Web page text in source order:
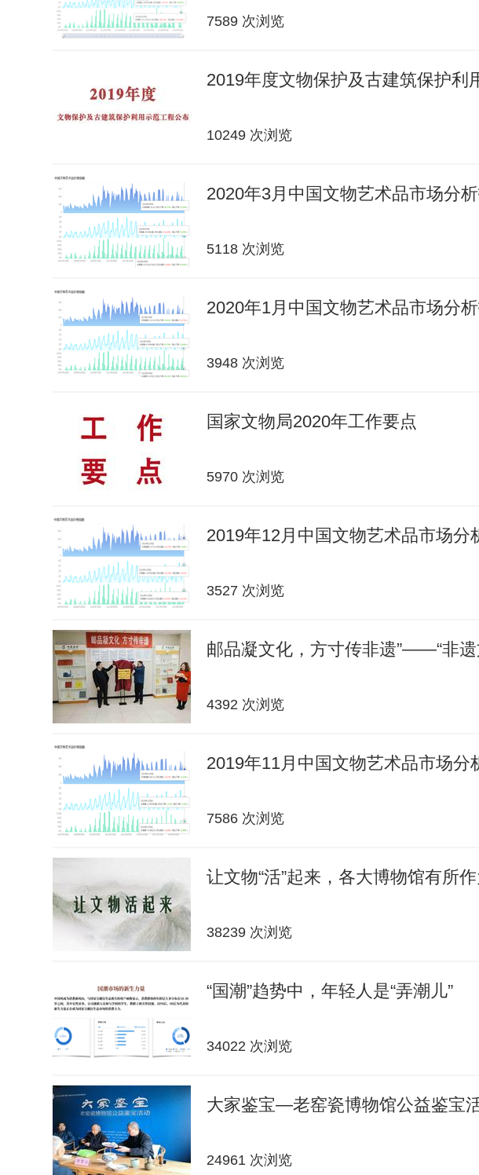
7589 次浏览
2019年度文物保护及古建筑保护利
10249 次浏览
2020年3月中国文物艺术品市场分
5118 次浏览
2020年1月中国文物艺术品市场分
3948 次浏览
国家文物局2020年工作要点
5970 次浏览
2019年12月中国文物艺术品市场分
3527 次浏览
邮品凝文化，方寸传非遗”——“非遗
4392 次浏览
2019年11月中国文物艺术品市场分
7586 次浏览
让文物“活”起来，各大博物馆有所
38239 次浏览
“国潮”趋势中，年轻人是“弄潮儿”
34022 次浏览
大家鉴宝—老窑瓷博物馆公益鉴宝
24961 次浏览